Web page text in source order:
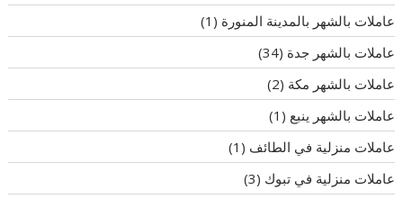
عاملات بالشهر بالمدينة المنورة (1)
عاملات بالشهر جدة (34)
عاملات بالشهر مكة (2)
عاملات بالشهر ينبع (1)
عاملات منزلية في الطائف (1)
عاملات منزلية في تبوك (3)